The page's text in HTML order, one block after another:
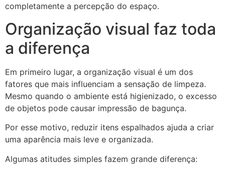
completamente a percepção do espaço.
Organização visual faz toda
a diferença
Em primeiro lugar, a organização visual é um dos
fatores que mais influenciam a sensação de limpeza.
Mesmo quando o ambiente está higienizado, o excesso
de objetos pode causar impressão de bagunça.
Por esse motivo, reduzir itens espalhados ajuda a criar
uma aparência mais leve e organizada.
Algumas atitudes simples fazem grande diferença: